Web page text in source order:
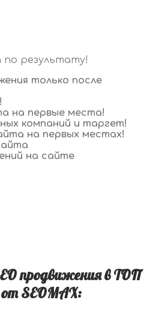
по результату!
только после
на первые места!
компаний и таргет!
на первых местах!
на сайте
продвижения в ТОП
SEOMAX: